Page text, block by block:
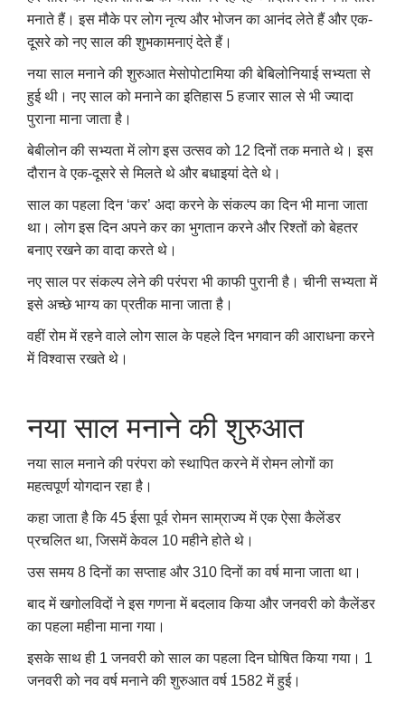
मनाते हैं। इस मौके पर लोग नृत्य और भोजन का आनंद लेते हैं और एक-
दूसरे को नए साल की शुभकामनाएं देते हैं।
नया साल मनाने की शुरुआत मेसोपोटामिया की बेबिलोनियाई सभ्यता से
हुई थी। नए साल को मनाने का इतिहास 5 हजार साल से भी ज्यादा
पुराना माना जाता है।
बेबीलोन की सभ्यता में लोग इस उत्सव को 12 दिनों तक मनाते थे। इस
दौरान वे एक-दूसरे से मिलते थे और बधाइयां देते थे।
साल का पहला दिन ‘कर’ अदा करने के संकल्प का दिन भी माना जाता
था। लोग इस दिन अपने कर का भुगतान करने और रिश्तों को बेहतर
बनाए रखने का वादा करते थे।
नए साल पर संकल्प लेने की परंपरा भी काफी पुरानी है। चीनी सभ्यता में
इसे अच्छे भाग्य का प्रतीक माना जाता है।
वहीं रोम में रहने वाले लोग साल के पहले दिन भगवान की आराधना करने
में विश्वास रखते थे।
नया साल मनाने की शुरुआत
नया साल मनाने की परंपरा को स्थापित करने में रोमन लोगों का
महत्वपूर्ण योगदान रहा है।
कहा जाता है कि 45 ईसा पूर्व रोमन साम्राज्य में एक ऐसा कैलेंडर
प्रचलित था, जिसमें केवल 10 महीने होते थे।
उस समय 8 दिनों का सप्ताह और 310 दिनों का वर्ष माना जाता था।
बाद में खगोलविदों ने इस गणना में बदलाव किया और जनवरी को कैलेंडर
का पहला महीना माना गया।
इसके साथ ही 1 जनवरी को साल का पहला दिन घोषित किया गया। 1
जनवरी को नव वर्ष मनाने की शुरुआत वर्ष 1582 में हुई।